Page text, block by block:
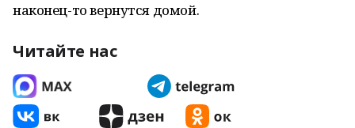
наконец-то вернутся домой.
Читайте нас